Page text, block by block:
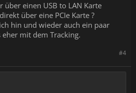
über einen USB to LAN Karte
über eine PCIe Karte ?
hin und wieder auch ein paar
mit dem Tracking.
#4